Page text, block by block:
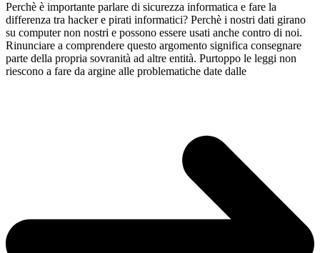
17
Luglio
2021
ore
20.30″
Perchè è importante parlare di sicurezza informatica e fare la
differenza tra hacker e pirati informatici? Perchè i nostri dati girano
su computer non nostri e possono essere usati anche contro di noi.
Rinunciare a comprendere questo argomento significa consegnare
parte della propria sovranità ad altre entità. Purtoppo le leggi non
riescono a fare da argine alle problematiche date dalle